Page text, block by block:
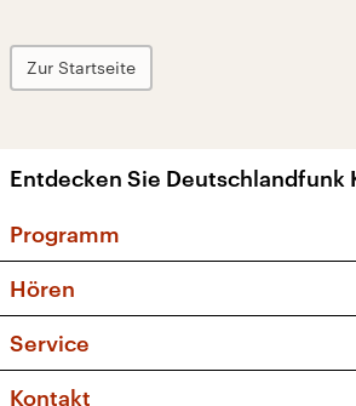
Zur Startseite
Entdecken Sie Deutschlandfunk
Programm
Sendungen und Podcasts
Musikliste
Kakadu – Das
Hören
Frequenzen (UKW + DAB+)
Service
FAQ
Kontakt